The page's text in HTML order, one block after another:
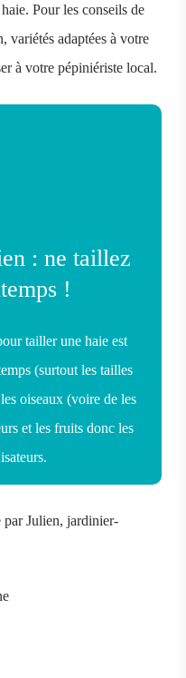
Pour les conseils de
variétés adaptées à votre
à votre pépiniériste local.
: ne taillez
!
tailler une haie est
(surtout les tailles
oiseaux (voire de les
et les fruits donc les
par Julien, jardinier-